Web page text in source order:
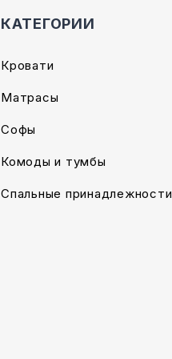
КАТЕГОРИИ
Кровати
Матрасы
Софы
Комоды и тумбы
Спальные принадлежности